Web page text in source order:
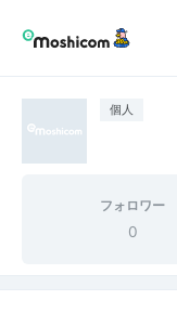
個人
フォロワー
0